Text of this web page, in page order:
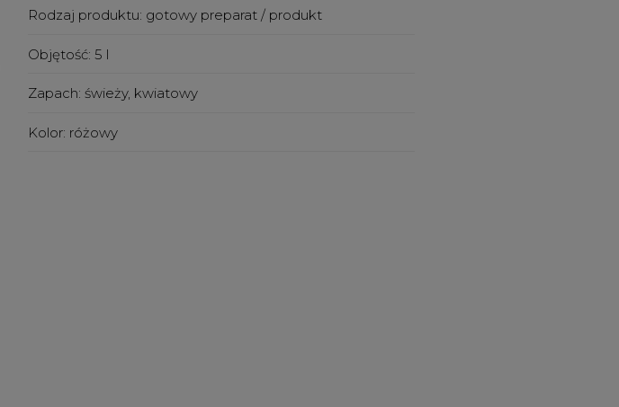
Rodzaj produktu: gotowy preparat / produkt
Objętość: 5 l
Zapach: świeży, kwiatowy
Kolor: różowy